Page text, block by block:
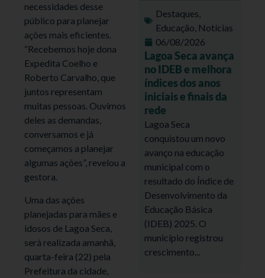
necessidades desse
público para planejar
ações mais eficientes.
“Recebemos hoje dona
Expedita Coelho e
Roberto Carvalho, que
juntos representam
muitas pessoas. Ouvimos
deles as demandas,
conversamos e já
começamos a planejar
algumas ações”, revelou a
gestora.
Uma das ações
planejadas para mães e
idosos de Lagoa Seca,
será realizada amanhã,
quarta-feira (22) pela
Prefeitura da cidade,
Destaques,
Educação, Notícias
06/08/2026
Lagoa Seca avança
no IDEB e melhora
índices dos anos
iniciais e finais da
rede
Lagoa Seca
conquistou um novo
avanço na educação
municipal com o
resultado do Índice de
Desenvolvimento da
Educação Básica
(IDEB) 2025. O
município registrou
crescimento...